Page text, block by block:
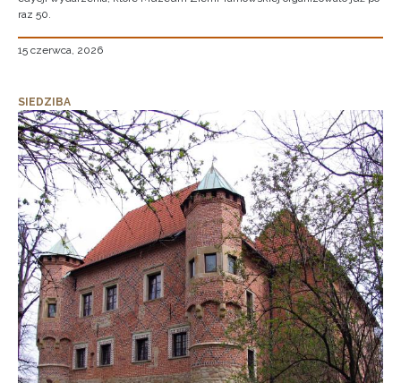
raz 50.
15 czerwca, 2026
SIEDZIBA